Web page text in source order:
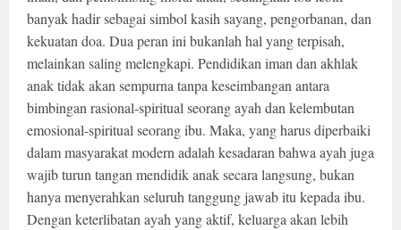
banyak hadir sebagai simbol kasih sayang, pengorbanan, dan
kekuatan doa. Dua peran ini bukanlah hal yang terpisah,
melainkan saling melengkapi. Pendidikan iman dan akhlak
anak tidak akan sempurna tanpa keseimbangan antara
bimbingan rasional-spiritual seorang ayah dan kelembutan
emosional-spiritual seorang ibu. Maka, yang harus diperbaiki
dalam masyarakat modern adalah kesadaran bahwa ayah juga
wajib turun tangan mendidik anak secara langsung, bukan
hanya menyerahkan seluruh tanggung jawab itu kepada ibu.
Dengan keterlibatan ayah yang aktif, keluarga akan lebih